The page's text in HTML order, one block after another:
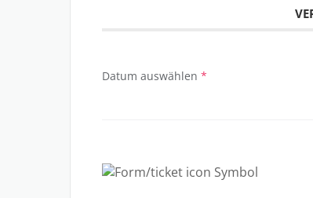
Datum auswählen *